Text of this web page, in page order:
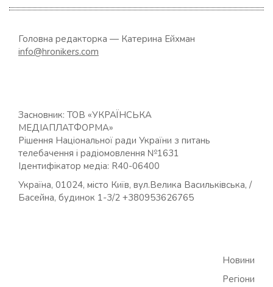
Головна редакторка — Катерина Ейхман
info@hronikers.com
Засновник: ТОВ «УКРАЇНСЬКА
МЕДІАПЛАТФОРМА»
Рішення Національної ради України з питань
телебачення і радіомовлення №1631
Ідентифікатор медіа: R40-06400
Україна, 01024, місто Київ, вул.Велика Васильківська, /
Басейна, будинок 1-3/2 +380953626765
Новини
Регіони